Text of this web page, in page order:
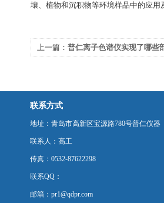
壤、植物和沉积物等环境样品中的应用
上一篇： 普仁离子色谱仪实现了哪些
联系方式
地址：青岛市高新区宝源路780号普仁仪器
联系人：高工
传真：0532-87622298
联系QQ：
邮箱：pr1@qdpr.com